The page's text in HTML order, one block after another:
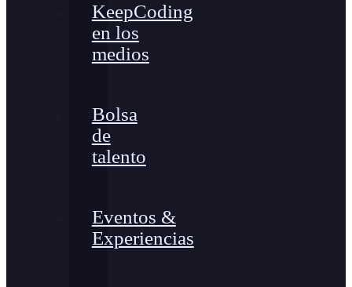
KeepCoding
en los
medios
Bolsa
de
talento
Eventos &
Experiencias